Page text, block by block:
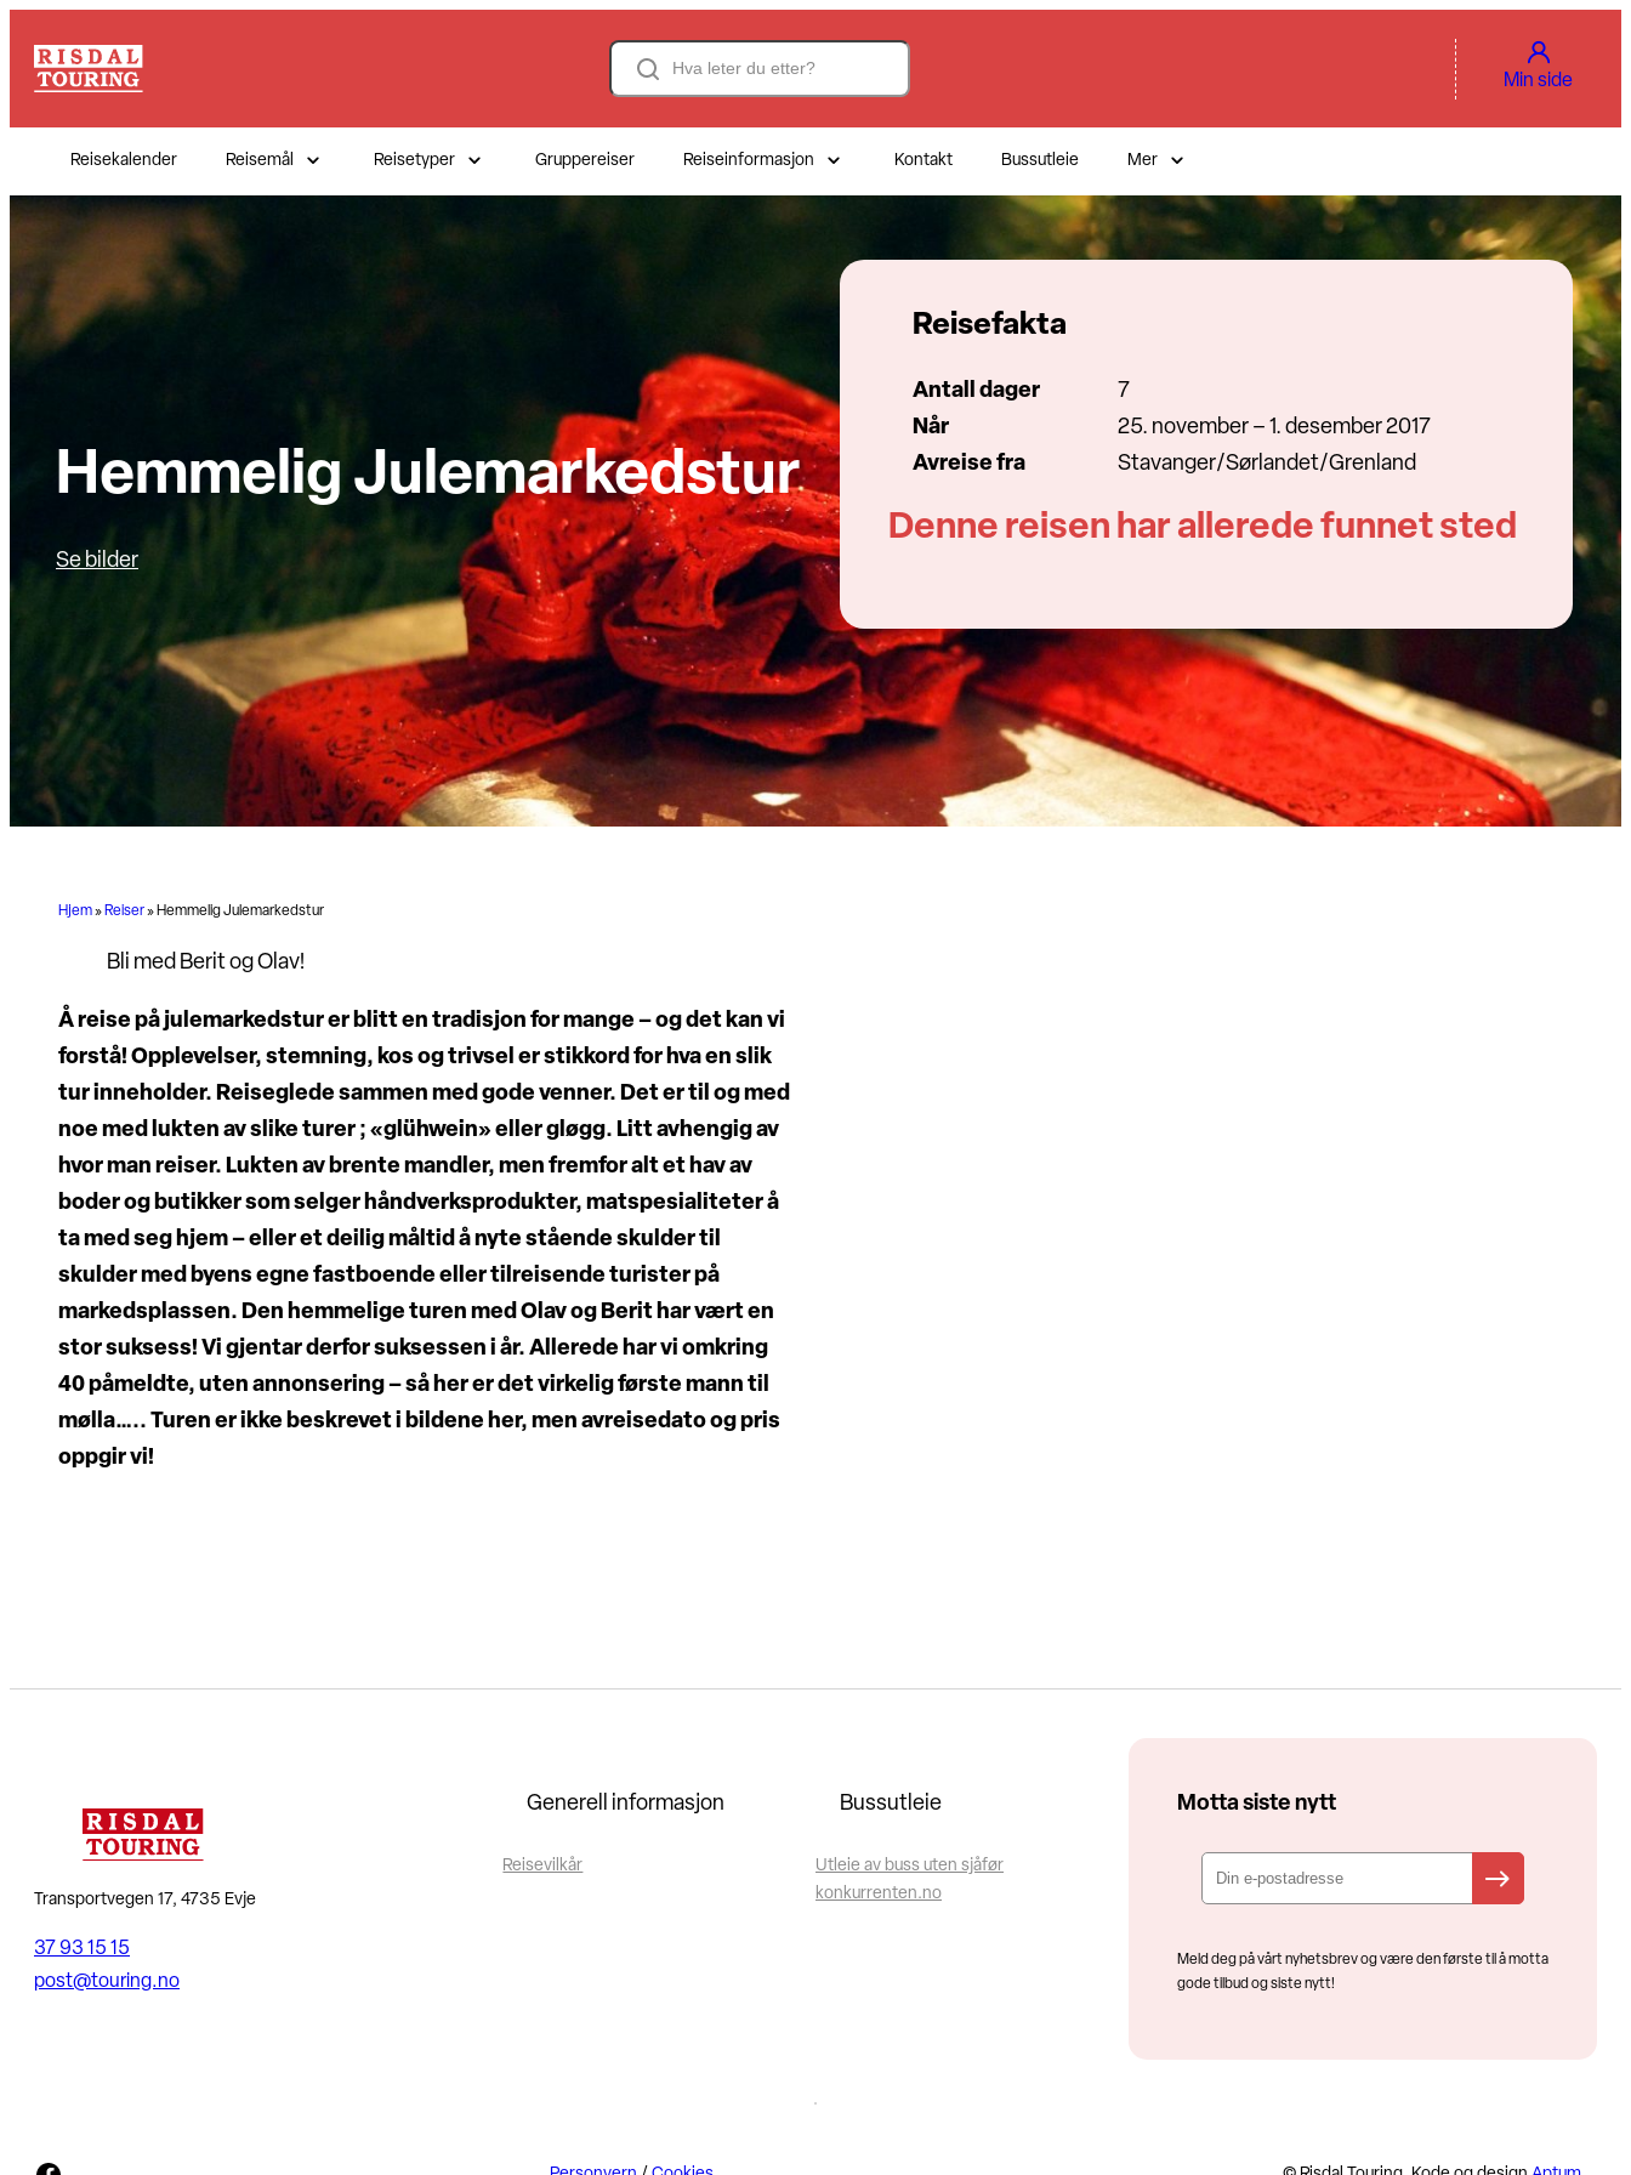
innhold
Search
Min side
Reisekalender Reisemål Reisetyper Gruppereiser Reiseinformasjon Kontakt Bussutleie Mer
Hemmelig Julemarkedstur
Se bilder
Hjem» Reiser» Hemmelig Julemarkedstur
Bli med Berit og Olav!
Å reise på julemarkedstur er blitt en tradisjon for mange – og det kan vi
forstå! Opplevelser, stemning, kos og trivsel er stikkord for hva en slik
tur inneholder. Reiseglede sammen med gode venner. Det er til og med
noe med lukten av slike turer ; «glühwein» eller gløgg. Litt avhengig av
hvor man reiser. Lukten av brente mandler, men fremfor alt et hav av
boder og butikker som selger håndverksprodukter, matspesialiteter å
ta med seg hjem – eller et deilig måltid å nyte stående skulder til
skulder med byens egne fastboende eller tilreisende turister på
markedsplassen. Den hemmelige turen med Olav og Berit har vært en
stor suksess! Vi gjentar derfor suksessen i år. Allerede har vi omkring
40 påmeldte, uten annonsering – så her er det virkelig første mann til
mølla….. Turen er ikke beskrevet i bildene her, men avreisedato og pris
oppgir vi!
Reisefakta
Antall dager
7
Når
25. november – 1. desember 2017
Avreise fra
Stavanger/Sørlandet/Grenland
Denne reisen har allerede funnet sted
Transportvegen 17, 4735 Evje
37 93 15 15
post@touring.no
Generell informasjon
Reisevilkår
Bussutleie
Utleie av buss uten sjåfør
konkurrenten.no
Motta siste nytt
Meld deg på vårt nyhetsbrev og være den første til å motta
gode tilbud og siste nytt!